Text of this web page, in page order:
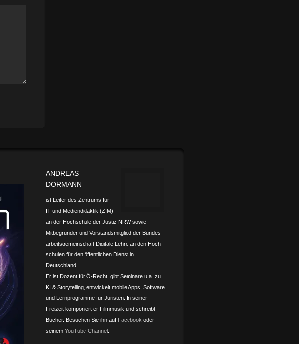
ANDREAS
DORMANN
ist Leiter des Zentrums für
IT und Medien­didaktik (ZIM)
an der Hochschule der Justiz NRW sowie
Mitbegründer und Vorstands­mitglied der Bundes­­
arbeits­gemeinschaft Digitale Lehre an den Hoch­­
schulen für den öffentlichen Dienst in
Deutschland.
Er ist Dozent für Ö-Recht, gibt Seminare u.a. zu
KI & Storytelling, entwickelt mobile Apps, Software
und Lern­programme für Juristen. In seiner
Freizeit komponiert er Filmmusik und schreibt
Bücher. Besuchen Sie ihn auf Facebook oder
seinem YouTube-Channel